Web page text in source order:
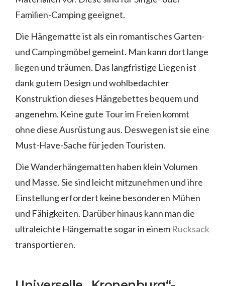
Familien-Camping geeignet.
Die Hängematte ist als ein romantisches Garten-
und Campingmöbel gemeint. Man kann dort lange
liegen und träumen. Das langfristige Liegen ist
dank gutem Design und wohlbedachter
Konstruktion dieses Hängebettes bequem und
angenehm. Keine gute Tour im Freien kommt
ohne diese Ausrüstung aus. Deswegen ist sie eine
Must-Have-Sache für jeden Touristen.
Die Wanderhängematten haben klein Volumen
und Masse. Sie sind leicht mitzunehmen und ihre
Einstellung erfordert keine besonderen Mühen
und Fähigkeiten. Darüber hinaus kann man die
ultraleichte Hängematte sogar in einem Rucksack
transportieren.